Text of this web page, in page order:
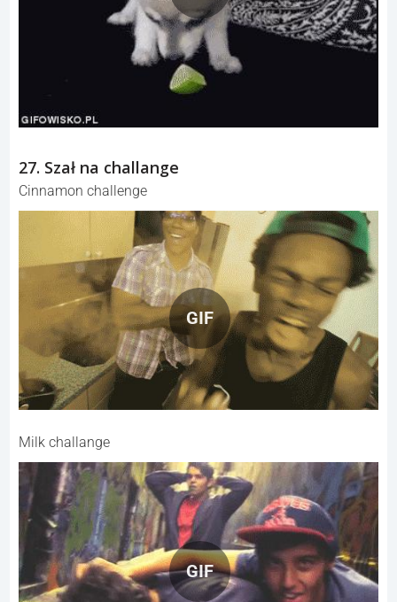
27. Szał na challange
Cinnamon challenge
GIF
Milk challange
GIF